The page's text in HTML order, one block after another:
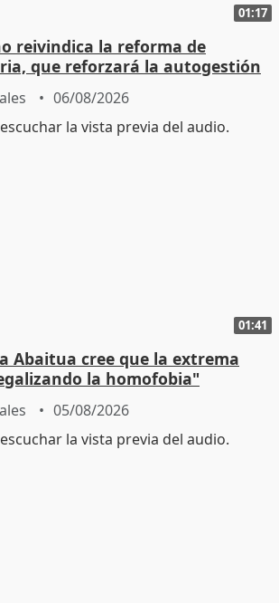
01:17
reivindica la reforma de
que reforzará la autogestión
06/08/2026
01:41
Abaitua cree que la extrema
la homofobia"
05/08/2026